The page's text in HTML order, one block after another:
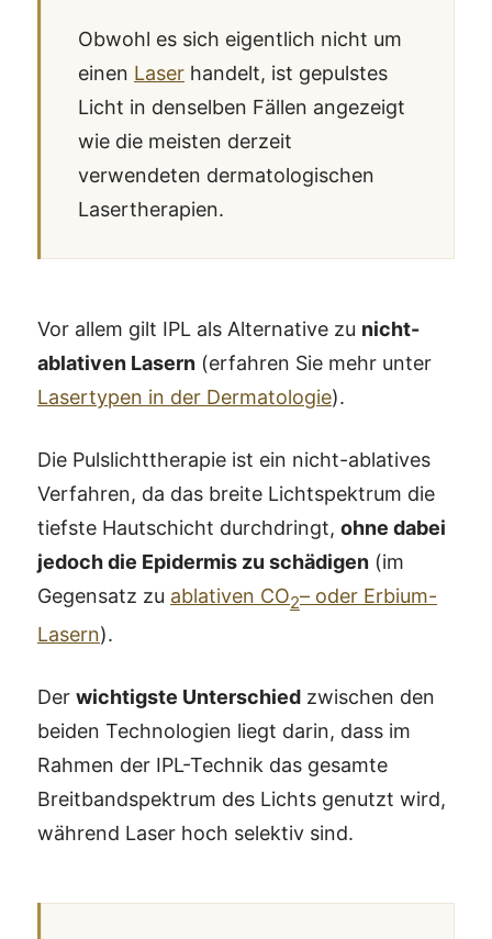
Obwohl es sich eigentlich nicht um
einen Laser handelt, ist gepulstes
Licht in denselben Fällen angezeigt
wie die meisten derzeit
verwendeten dermatologischen
Lasertherapien.
Vor allem gilt IPL als Alternative zu nicht-
ablativen Lasern (erfahren Sie mehr unter
Lasertypen in der Dermatologie).
Die Pulslichttherapie ist ein nicht-ablatives
Verfahren, da das breite Lichtspektrum die
tiefste Hautschicht durchdringt, ohne dabei
jedoch die Epidermis zu schädigen (im
Gegensatz zu ablativen CO2– oder Erbium-
Lasern).
Der wichtigste Unterschied zwischen den
beiden Technologien liegt darin, dass im
Rahmen der IPL-Technik das gesamte
Breitbandspektrum des Lichts genutzt wird,
während Laser hoch selektiv sind.